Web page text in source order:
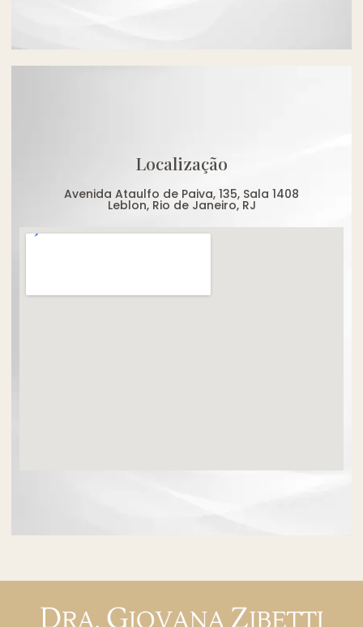
Localização
Avenida Ataulfo de Paiva, 135, Sala 1408
Leblon, Rio de Janeiro, RJ